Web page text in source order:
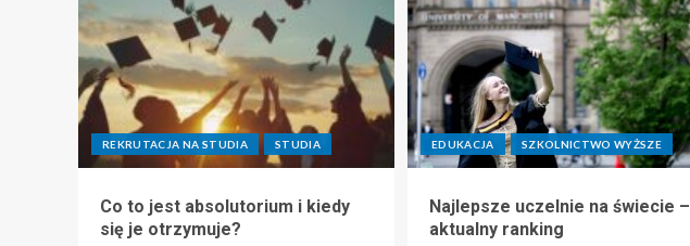
REKRUTACJA NA STUDIA STUDIA
Co to jest absolutorium i kiedy
się je otrzymuje?
EDUKACJA SZKOLNICTWO WYŻSZE
Najlepsze uczelnie na świecie –
aktualny ranking